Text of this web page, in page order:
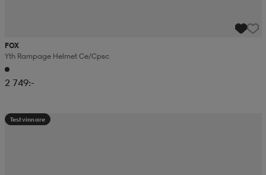
FOX
Yth Rampage Helmet Ce/cpsc
2 749:-
Testvinnare